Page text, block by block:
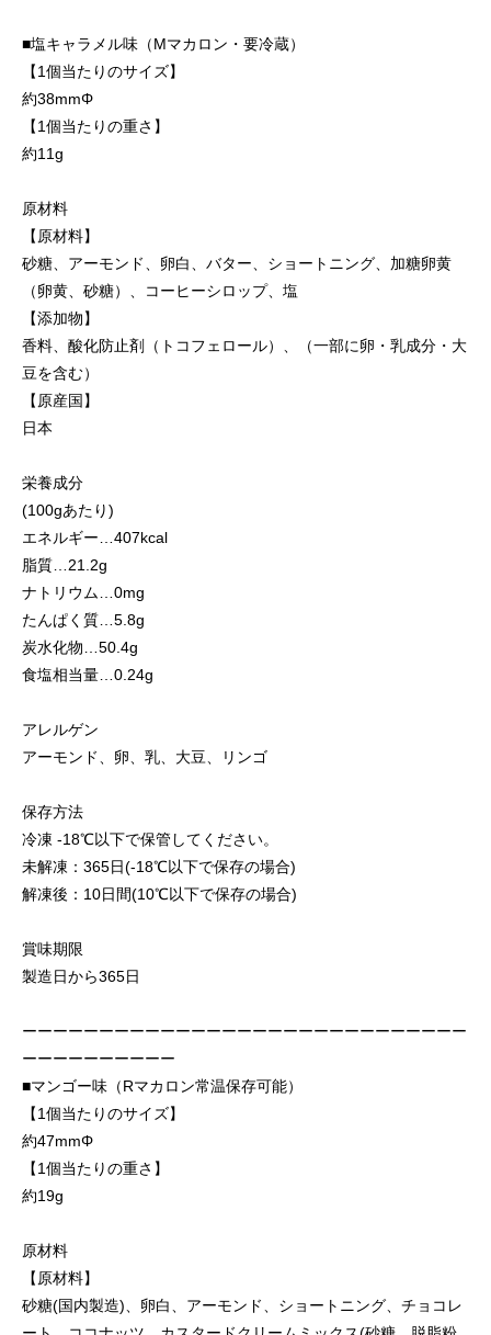
■塩キャラメル味（Mマカロン・要冷蔵）
【1個当たりのサイズ】
約38mmΦ
【1個当たりの重さ】
約11g
原材料
【原材料】
砂糖、アーモンド、卵白、バター、ショートニング、加糖卵黄
（卵黄、砂糖）、コーヒーシロップ、塩
【添加物】
香料、酸化防止剤（トコフェロール）、（一部に卵・乳成分・大
豆を含む）
【原産国】
日本
栄養成分
(100gあたり)
エネルギー…407kcal
脂質…21.2g
ナトリウム…0mg
たんぱく質…5.8g
炭水化物…50.4g
食塩相当量…0.24g
アレルゲン
アーモンド、卵、乳、大豆、リンゴ
保存方法
冷凍 -18℃以下で保管してください。
未解凍：365日(-18℃以下で保存の場合)
解凍後：10日間(10℃以下で保存の場合)
賞味期限
製造日から365日
ーーーーーーーーーーーーーーーーーーーーーーーーーーーーー
ーーーーーーーーーー
■マンゴー味（Rマカロン常温保存可能）
【1個当たりのサイズ】
約47mmΦ
【1個当たりの重さ】
約19g
原材料
【原材料】
砂糖(国内製造)、卵白、アーモンド、ショートニング、チョコレ